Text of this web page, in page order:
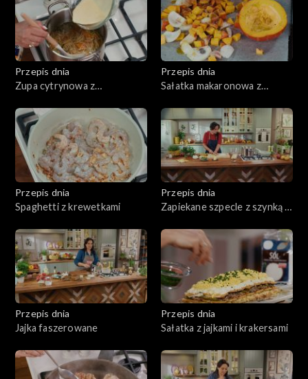
Przepis dnia
Zupa cytrynowa z
Przepis dnia
Sałatka makaronowa z
Przepis dnia
Spaghetti z krewetkami
Przepis dnia
Zapiekane szpecle z szynką i
Przepis dnia
Jajka faszerowane
Przepis dnia
Sałatka z jajkami i krakersami